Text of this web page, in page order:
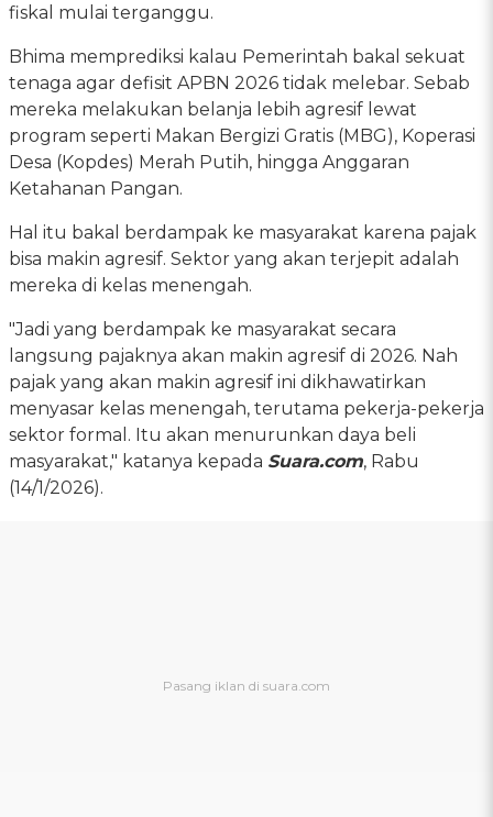
fiskal mulai terganggu.
Bhima memprediksi kalau Pemerintah bakal sekuat
tenaga agar defisit APBN 2026 tidak melebar. Sebab
mereka melakukan belanja lebih agresif lewat
program seperti Makan Bergizi Gratis (MBG), Koperasi
Desa (Kopdes) Merah Putih, hingga Anggaran
Ketahanan Pangan.
Hal itu bakal berdampak ke masyarakat karena pajak
bisa makin agresif. Sektor yang akan terjepit adalah
mereka di kelas menengah.
"Jadi yang berdampak ke masyarakat secara
langsung pajaknya akan makin agresif di 2026. Nah
pajak yang akan makin agresif ini dikhawatirkan
menyasar kelas menengah, terutama pekerja-pekerja
sektor formal. Itu akan menurunkan daya beli
masyarakat," katanya kepada Suara.com, Rabu
(14/1/2026).